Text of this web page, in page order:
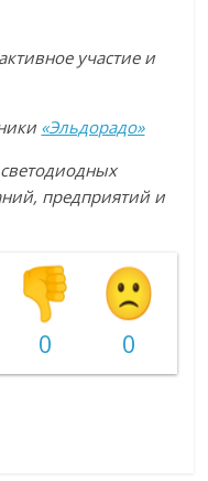
участие и
«Эльдорадо»
предприятий и
0 0